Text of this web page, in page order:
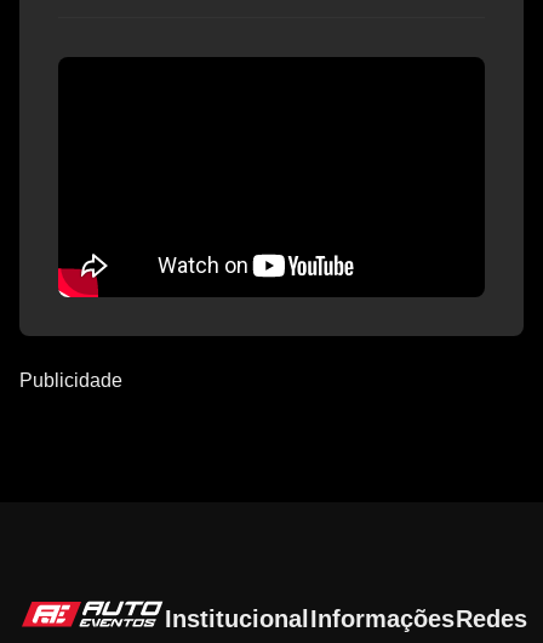
Publicidade
Institucional InformaçõesRedes